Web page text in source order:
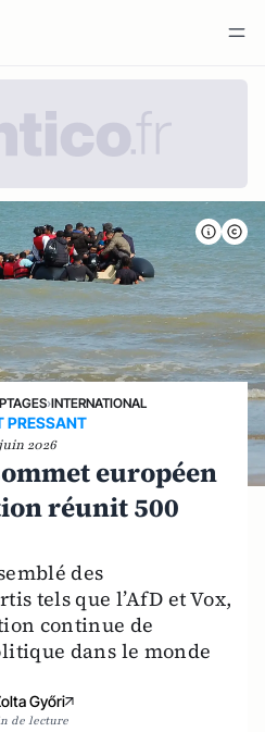
›INTERNATIONAL
PRESSANT
2026
européen
réunit 500
des
tels que l’AfD et Vox,
continue de
dans le monde
Győri
de lecture